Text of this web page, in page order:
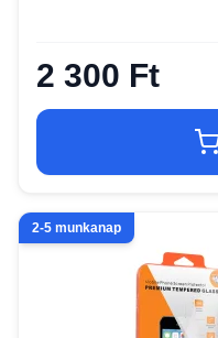
2 300 Ft
2-5 munkanap